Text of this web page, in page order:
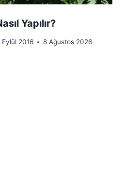
Yapılır?
Eylül 2016 8 Ağustos 2026